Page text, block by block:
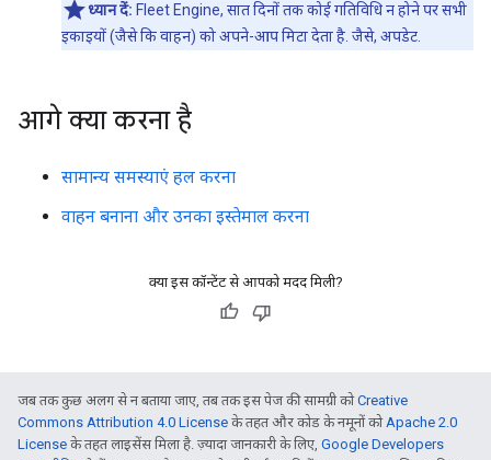
ध्यान दें: Fleet Engine, सात दिनों तक कोई गतिविधि न होने पर सभी
इकाइयों (जैसे कि वाहन) को अपने-आप मिटा देता है. जैसे, अपडेट.
आगे क्या करना है
सामान्य समस्याएं हल करना
वाहन बनाना और उनका इस्तेमाल करना
क्या इस कॉन्टेंट से आपको मदद मिली?
जब तक कुछ अलग से न बताया जाए, तब तक इस पेज की सामग्री कोCreative
Commons Attribution 4.0 License के तहत और कोड के नमूनों कोApache 2.0
License के तहत लाइसेंस मिला है. ज़्यादा जानकारी के लिए, Google Developers